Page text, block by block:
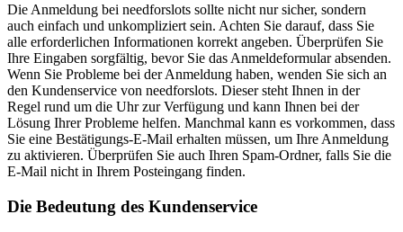
Die Anmeldung bei needforslots sollte nicht nur sicher, sondern
auch einfach und unkompliziert sein. Achten Sie darauf, dass Sie
alle erforderlichen Informationen korrekt angeben. Überprüfen Sie
Ihre Eingaben sorgfältig, bevor Sie das Anmeldeformular absenden.
Wenn Sie Probleme bei der Anmeldung haben, wenden Sie sich an
den Kundenservice von needforslots. Dieser steht Ihnen in der
Regel rund um die Uhr zur Verfügung und kann Ihnen bei der
Lösung Ihrer Probleme helfen. Manchmal kann es vorkommen, dass
Sie eine Bestätigungs-E-Mail erhalten müssen, um Ihre Anmeldung
zu aktivieren. Überprüfen Sie auch Ihren Spam-Ordner, falls Sie die
E-Mail nicht in Ihrem Posteingang finden.
Die Bedeutung des Kundenservice